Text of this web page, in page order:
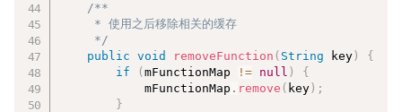
/**
     */
public
void removeFunction ( String key )
{
if
(mFunctionMap != null )
{
            mFunctionMap
. remove ( key ) ;
}